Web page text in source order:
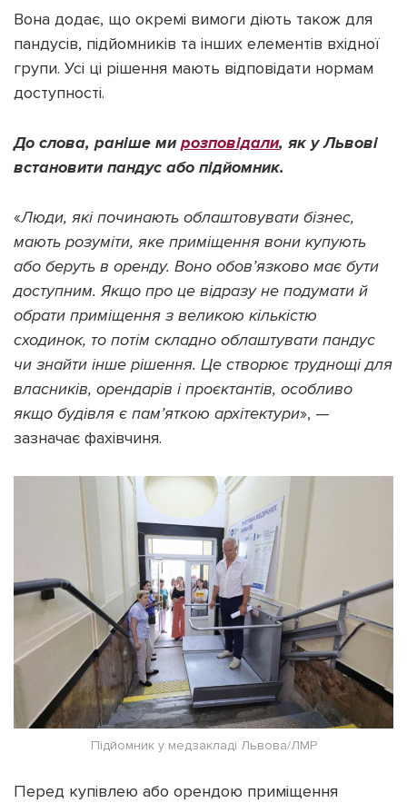
Вона додає, що окремі вимоги діють також для
пандусів, підйомників та інших елементів вхідної
групи. Усі ці рішення мають відповідати нормам
доступності.
До слова, раніше мирозповідали, як у Львові
встановити пандус або підйомник.
«Люди, які починають облаштовувати бізнес,
мають розуміти, яке приміщення вони купують
або беруть в оренду. Воно обов’язково має бути
доступним. Якщо про це відразу не подумати й
обрати приміщення з великою кількістю
сходинок, то потім складно облаштувати пандус
чи знайти інше рішення. Це створює труднощі для
власників, орендарів і проєктантів, особливо
якщо будівля є пам’яткою архітектури», —
зазначає фахівчиня.
Підйомник у медзакладі Львова/ЛМР
Перед купівлею або орендою приміщення